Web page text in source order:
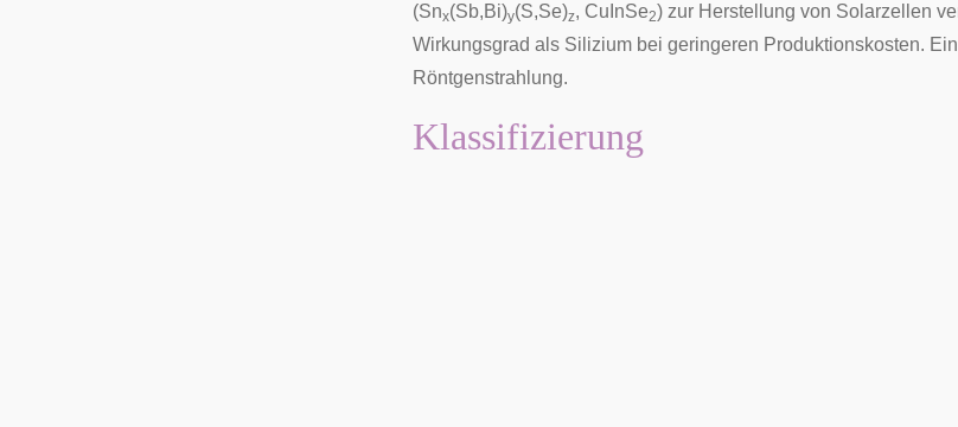
(Snx(Sb,Bi)y(S,Se)z, CuInSe2) zur Herstellung von Solarzellen
Wirkungsgrad als Silizium bei geringeren Produktionskosten.
Röntgenstrahlung.
Klassifizierung